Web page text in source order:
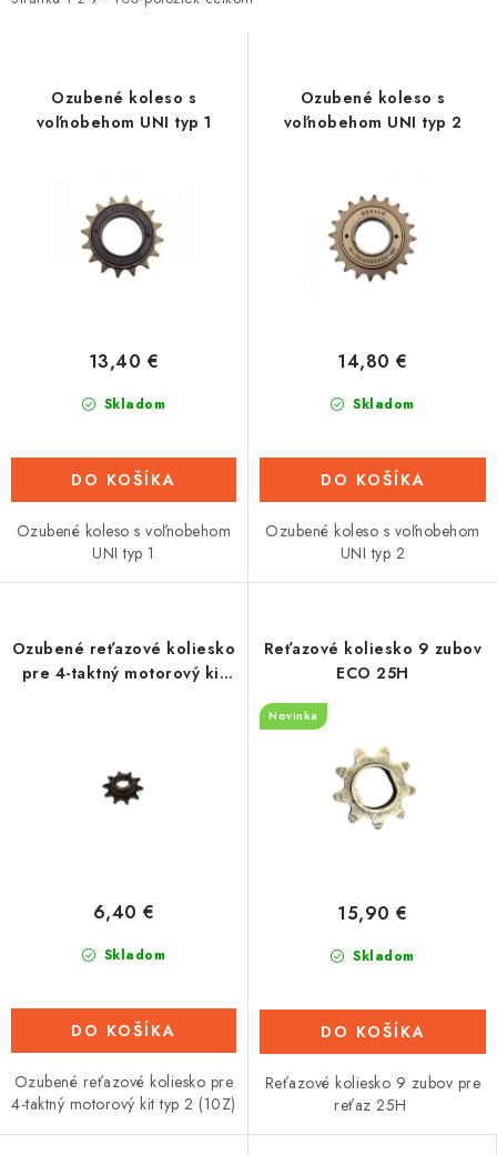
Ozubené koleso s
voľnobehom UNI typ 1
Skladom
13,40 €
DO KOŠÍKA
Ozubené koleso s voľnobehom
UNI typ 1
Ozubené koleso s
voľnobehom UNI typ 2
Skladom
14,80 €
DO KOŠÍKA
Ozubené koleso s voľnobehom
UNI typ 2
Ozubené reťazové koliesko
pre 4-taktný motorový kit
Skladom
6,40 €
DO KOŠÍKA
Ozubené reťazové koliesko pre
4-taktný motorový kit typ 2 (10Z)
Reťazové koliesko 9 zubov
ECO 25H
Novinka
Skladom
15,90 €
DO KOŠÍKA
Reťazové koliesko 9 zubov pre
reťaz 25H